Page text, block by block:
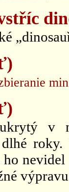
v
roky.